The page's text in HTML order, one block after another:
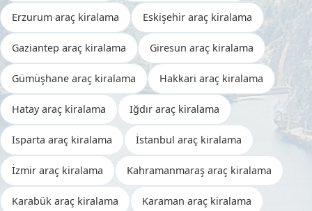
Erzurum araç kiralama Eskişehir araç kiralama
Gaziantep araç kiralama Giresun araç kiralama
Gümüşhane araç kiralama Hakkari araç kiralama
Hatay araç kiralama Iğdır araç kiralama
Isparta araç kiralama İstanbul araç kiralama
İzmir araç kiralama Kahramanmaraş araç kiralama
Karabük araç kiralama Karaman araç kiralama